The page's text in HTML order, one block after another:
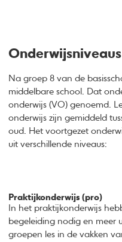
Onderwijsniveaus
Na groep 8 van de
middelbare school. Dat
onderwijs (VO) genoemd.
onderwijs zijn gemiddeld
oud. Het voortgezet
uit verschillende niveaus:
Praktijkonderwijs (pro)
In het praktijkonderwijs
begeleiding nodig en meer
groepen les in de vakken